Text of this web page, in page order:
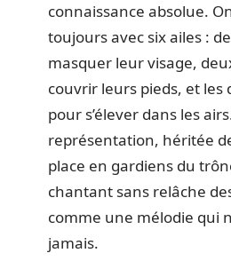
connaissance absolue.
toujours avec six ailes :
masquer leur visage,
couvrir leurs pieds, et les
pour s’élever dans les
représentation, héritée
place en gardiens du
chantant sans relâche
comme une mélodie qui
jamais.